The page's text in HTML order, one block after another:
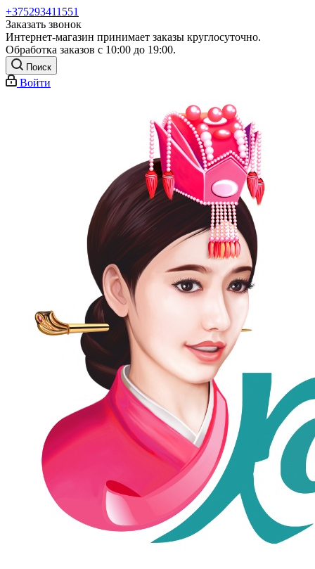
+375293411551
Заказать звонок
Интернет-магазин принимает заказы круглосуточно.
Обработка заказов с 10:00 до 19:00.
Поиск
Войти